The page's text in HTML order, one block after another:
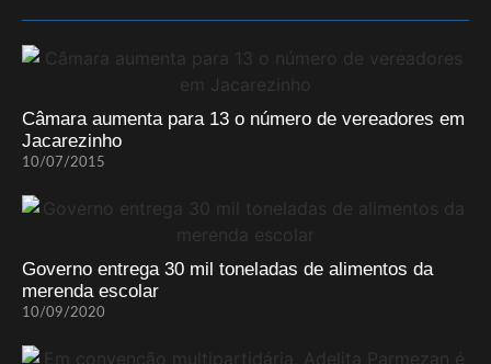
Câmara aumenta para 13 o número de vereadores em
Jacarezinho
10/07/2015
Governo entrega 30 mil toneladas de alimentos da
merenda escolar
10/09/2020